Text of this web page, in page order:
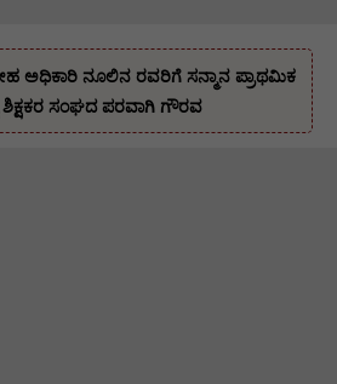
ಅಧಿಕಾರಿ ನೂಲಿನ ರವರಿಗೆ ಸನ್ಮಾನ ಪ್ರಾಥಮಿಕ
ಶಿಕ್ಷಕರ ಸಂಘದ ಪರವಾಗಿ ಗೌರವ